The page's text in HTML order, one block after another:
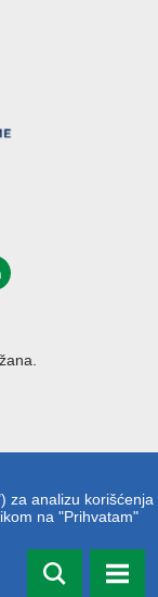
za analizu korišćenja
na "Prihvatam"